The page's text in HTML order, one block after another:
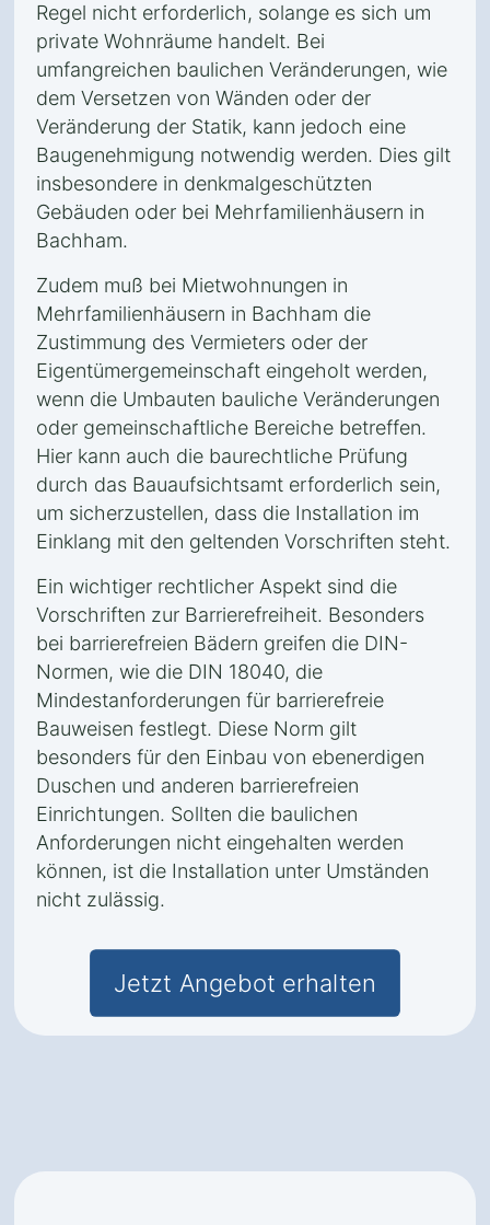
Regel nicht erforderlich, solange es sich um
private Wohnräume handelt. Bei
umfangreichen baulichen Veränderungen, wie
dem Versetzen von Wänden oder der
Veränderung der Statik, kann jedoch eine
Baugenehmigung notwendig werden. Dies gilt
insbesondere in denkmalgeschützten
Gebäuden oder bei Mehrfamilienhäusern in
Bachham.
Zudem muß bei Mietwohnungen in
Mehrfamilienhäusern in Bachham die
Zustimmung des Vermieters oder der
Eigentümergemeinschaft eingeholt werden,
wenn die Umbauten bauliche Veränderungen
oder gemeinschaftliche Bereiche betreffen.
Hier kann auch die baurechtliche Prüfung
durch das Bauaufsichtsamt erforderlich sein,
um sicherzustellen, dass die Installation im
Einklang mit den geltenden Vorschriften steht.
Ein wichtiger rechtlicher Aspekt sind die
Vorschriften zur Barrierefreiheit. Besonders
bei barrierefreien Bädern greifen die DIN-
Normen, wie die DIN 18040, die
Mindestanforderungen für barrierefreie
Bauweisen festlegt. Diese Norm gilt
besonders für den Einbau von ebenerdigen
Duschen und anderen barrierefreien
Einrichtungen. Sollten die baulichen
Anforderungen nicht eingehalten werden
können, ist die Installation unter Umständen
nicht zulässig.
Jetzt Angebot erhalten